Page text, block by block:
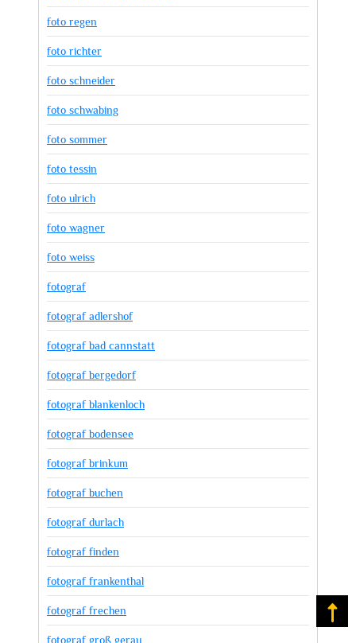
foto regen
foto richter
foto schneider
foto schwabing
foto sommer
foto tessin
foto ulrich
foto wagner
foto weiss
fotograf
fotograf adlershof
fotograf bad cannstatt
fotograf bergedorf
fotograf blankenloch
fotograf bodensee
fotograf brinkum
fotograf buchen
fotograf durlach
fotograf finden
fotograf frankenthal
fotograf frechen
fotograf groß gerau